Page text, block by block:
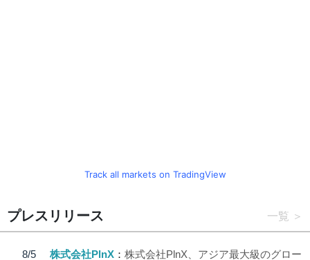
Track all markets on TradingView
プレスリリース 一覧
8/5
株式会社PlnX
株式会社PlnX、アジア最大級のグロー